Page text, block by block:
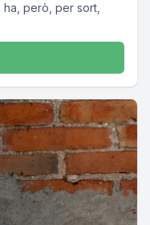
ha, però, per sort,